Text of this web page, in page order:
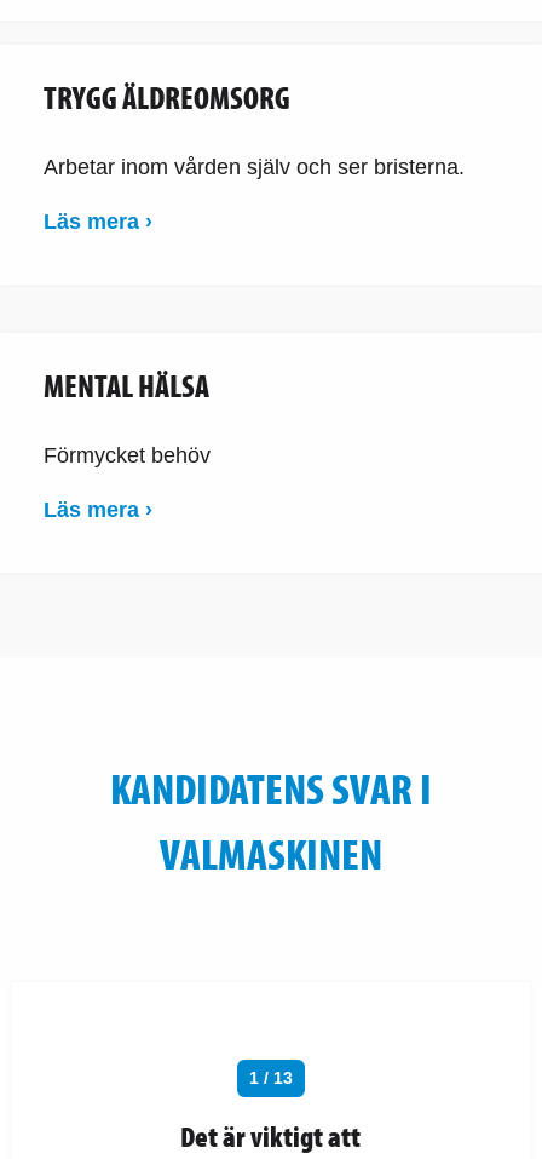
TRYGG ÄLDREOMSORG
Arbetar inom vården själv och ser bristerna.
Läs mera ›
MENTAL HÄLSA
Förmycket behöv
Läs mera ›
KANDIDATENS SVAR I
VALMASKINEN
1 / 13
Det är viktigt att